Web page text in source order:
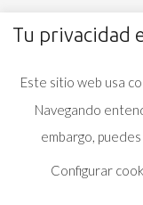
Tu privacidad
Este sitio web usa
Navegando
embargo,
Configurar